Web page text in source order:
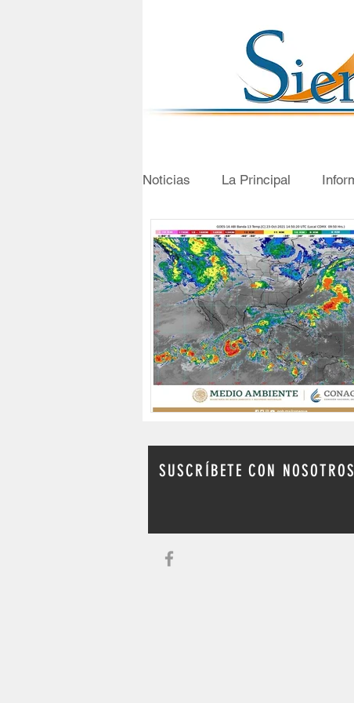
Noticias La Principal
El Quinto Poder Taxi 075
Los Moneros Pillo Kury
SUSCRÍBETE CON NOSOTROS